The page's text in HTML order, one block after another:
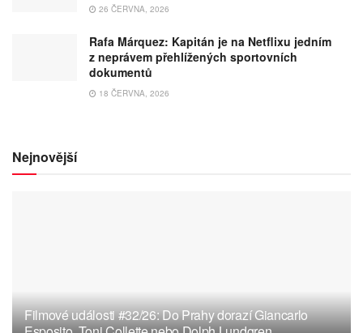
26 ČERVNA, 2026
Rafa Márquez: Kapitán je na Netflixu jedním
z neprávem přehlížených sportovních
dokumentů
18 ČERVNA, 2026
Nejnovější
Filmové události #32/26: Do Prahy dorazí Giancarlo